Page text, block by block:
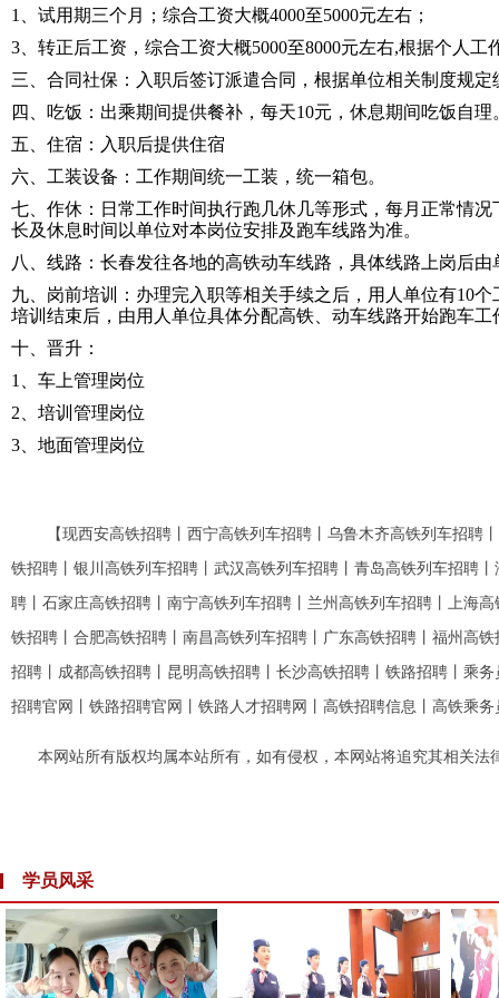
1、试用期三个月；综合工资大概4000至5000元左右；
3、转正后工资，综合工资大概5000至8000元左右,根据个人工
三、合同社保：入职后签订派遣合同，根据单位相关制度规定
四、吃饭：出乘期间提供餐补，每天10元，休息期间吃饭自理
五、住宿：入职后提供住宿
六、工装设备：工作期间统一工装，统一箱包。
七、作休：日常工作时间执行跑几休几等形式，每月正常情
长及休息时间以单位对本岗位安排及跑车线路为准。
八、线路：长春发往各地的高铁动车线路，具体线路上岗后由
九、岗前培训：办理完入职等相关手续之后，用人单位有10
培训结束后，由用人单位具体分配高铁、动车线路开始跑车工
十、晋升：
1、车上管理岗位
2、培训管理岗位
3、地面管理岗位
【现西安高铁招聘丨西宁高铁列车招聘丨乌鲁木齐高铁列车招聘
铁招聘丨银川高铁列车招聘丨武汉高铁列车招聘丨青岛高铁列车招聘
聘丨石家庄高铁招聘丨南宁高铁列车招聘丨兰州高铁列车招聘丨上海
铁招聘丨合肥高铁招聘丨南昌高铁列车招聘丨广东高铁招聘丨福州高
招聘丨成都高铁招聘丨昆明高铁招聘丨 长沙高铁招聘 铁路招聘 丨乘
招聘官网丨铁路招聘官网丨铁路人才招聘网丨高铁招聘信息丨高铁乘
本网站所有版权均属本站所有，如有侵权，本网站将追究其相关法
学员风采